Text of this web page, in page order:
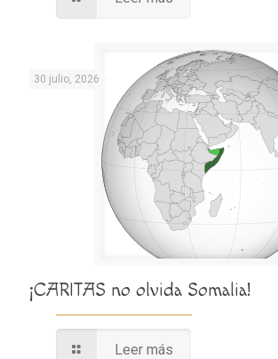
30 julio, 2026
¡CARITAS no olvida Somalia!
Leer más